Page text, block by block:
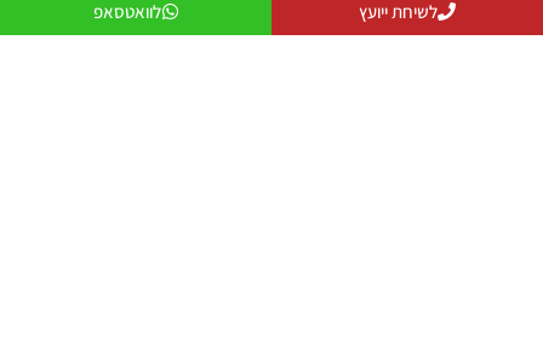
פתרונות קירור
פתרונות חימום
לשיחת ייועץ לוואטסאפ